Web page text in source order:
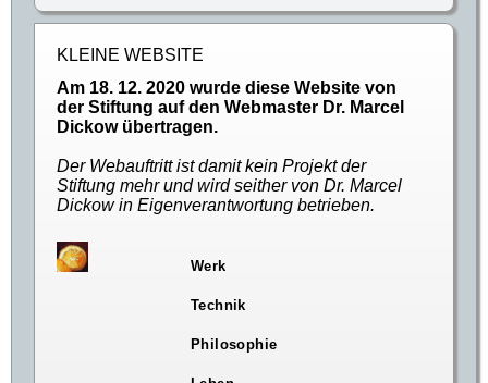
KLEINE WEBSITE
Am 18. 12. 2020 wurde diese Website von
der Stiftung auf den Webmaster Dr. Marcel
Dickow übertragen.
Der Webauftritt ist damit kein Projekt der
Stiftung mehr und wird seither von Dr. Marcel
Dickow in Eigenverantwortung betrieben.
Werk
Technik
Philosophie